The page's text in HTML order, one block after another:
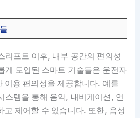
프트 이후, 내부 공간의 편의성
게 도입된 스마트 기술들은 운전자
이용 편의성을 제공합니다. 예를
스템을 통해 음악, 내비게이션, 연
고 제어할 수 있습니다. 또한, 음성